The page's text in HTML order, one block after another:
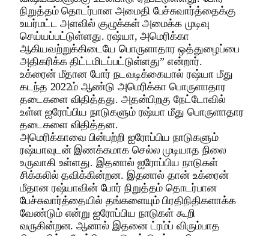
நிறுத்தம் தொடர்பான அமைதி பேச்சுவார்த்தைக்கு
உயர்மட்ட அளவில் குழுக்கள் அமைக்க முடிவு
செய்யப்பட்டுள்ளது. ரஷ்யா, அமெரிக்கா
ஆகியவற்றுக்கிடையே பொருளாதார ஒத்துழைப்பை
அதிகரிக்க திட்டமிடப்பட்டுள்ளது” என்றார்.
உக்ரைன் மீதான போர் நடவடிக்கையால் ரஷ்யா மீது
கடந்த 2022ம் ஆண்டு அமெரிக்கா பொருளாதார
தடைகளை விதித்தது. அதன்பிறகு நேட்டோவில்
உள்ள ஐரோப்பிய நாடுகளும் ரஷ்யா மீது பொருளாதார
தடைகளை விதித்தன.
அமெரிக்காவை பின்பற்றி ஐரோப்பிய நாடுகளும்
ரஷ்யாவுடன் இணக்கமாக செல்ல முடியாத நிலை
உருவாகி உள்ளது. இதனால் ஐரோப்பிய நாடுகள்
சிக்கலில் தவிக்கின்றன. இதனால் தான் உக்ரைன்
மீதான ரஷ்யாவின் போர் நிறுத்தம் தொடர்பான
பேச்சுவார்த்தையில் தங்களையும் பிரதிநிதிகளாக்க
வேண்டும் என்று ஐரோப்பிய நாடுகள் கூறி
வருகின்றன. ஆனால் இதனை ட்ரம்ப் விரும்பாத